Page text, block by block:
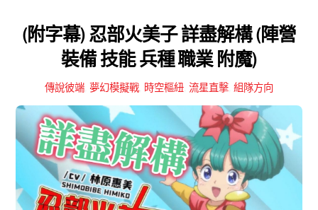
(附字幕) 忍部火美子 詳盡解構 (陣營
裝備 技能 兵種 職業 附魔)
傳說彼端 夢幻模擬戰 時空樞紐 流星直擊 組隊方向